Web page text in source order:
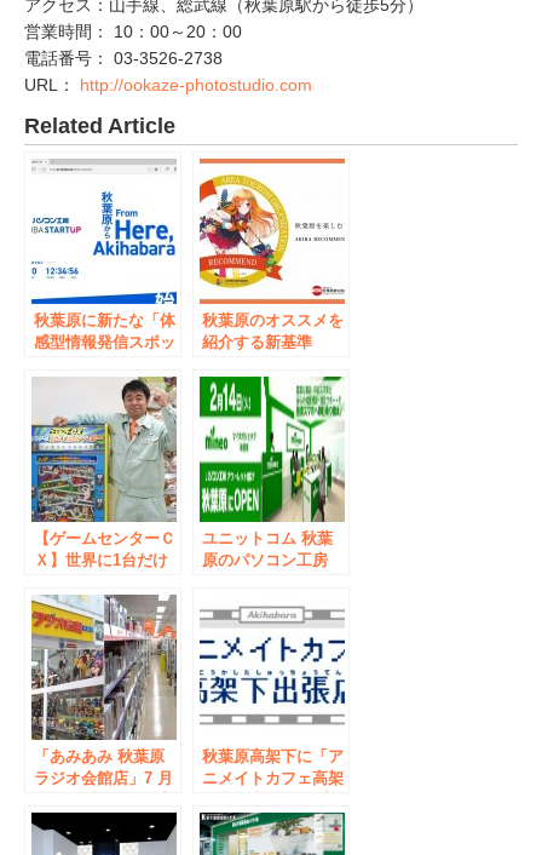
アクセス：山手線、総武線（秋葉原駅から徒歩5分）
営業時間： 10：00～20：00
電話番号： 03-3526-2738
URL： http://ookaze-photostudio.com
Related Article
秋葉原に新たな「体
感型情報発信スポッ
コン工房 “少し先の
未来に出逢えるアキ
バスポット” 『パソ
コン工房 AKIBA
STARTUP』を7月28
日(金)にオープン！
秋葉原のオススメを
紹介する新基準
RECOMMEND
MARK」
【ゲームセンターＣ
Ｘ】世界に1台だけ
葉原で稼働中！
ユニットコム 秋葉
原のパソコン工房
に mineo SIMの即
日開通が可能な
「mineoショップ
秋葉原」を 2月14日
（火）オープン！
「あみあみ 秋葉原
ラジオ会館店」7 月
ン！ オープニング
キャンペーンも開
秋葉原高架下に「ア
ニメイトカフェ高架
ン！